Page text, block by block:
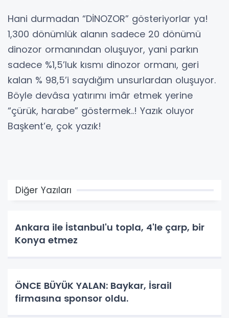
Hani durmadan “DİNOZOR” gösteriyorlar ya!
1,300 dönümlük alanın sadece 20 dönümü
dinozor ormanından oluşuyor, yani parkın
sadece %1,5’luk kısmı dinozor ormanı, geri
kalan % 98,5’i saydığım unsurlardan oluşuyor.
Böyle devâsa yatırımı imâr etmek yerine
“çürük, harabe” göstermek..! Yazık oluyor
Başkent’e, çok yazık!
Diğer Yazıları
Ankara ile İstanbul'u topla, 4'le çarp, bir
Konya etmez
ÖNCE BÜYÜK YALAN: Baykar, İsrail
firmasına sponsor oldu.